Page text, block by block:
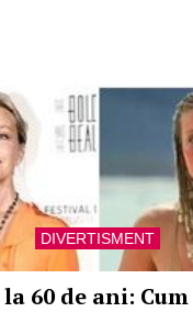
DIVERTISMENT
la 60 de ani: